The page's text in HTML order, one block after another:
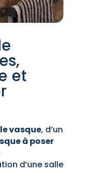
et
vasque, d’un
à poser
d’une salle